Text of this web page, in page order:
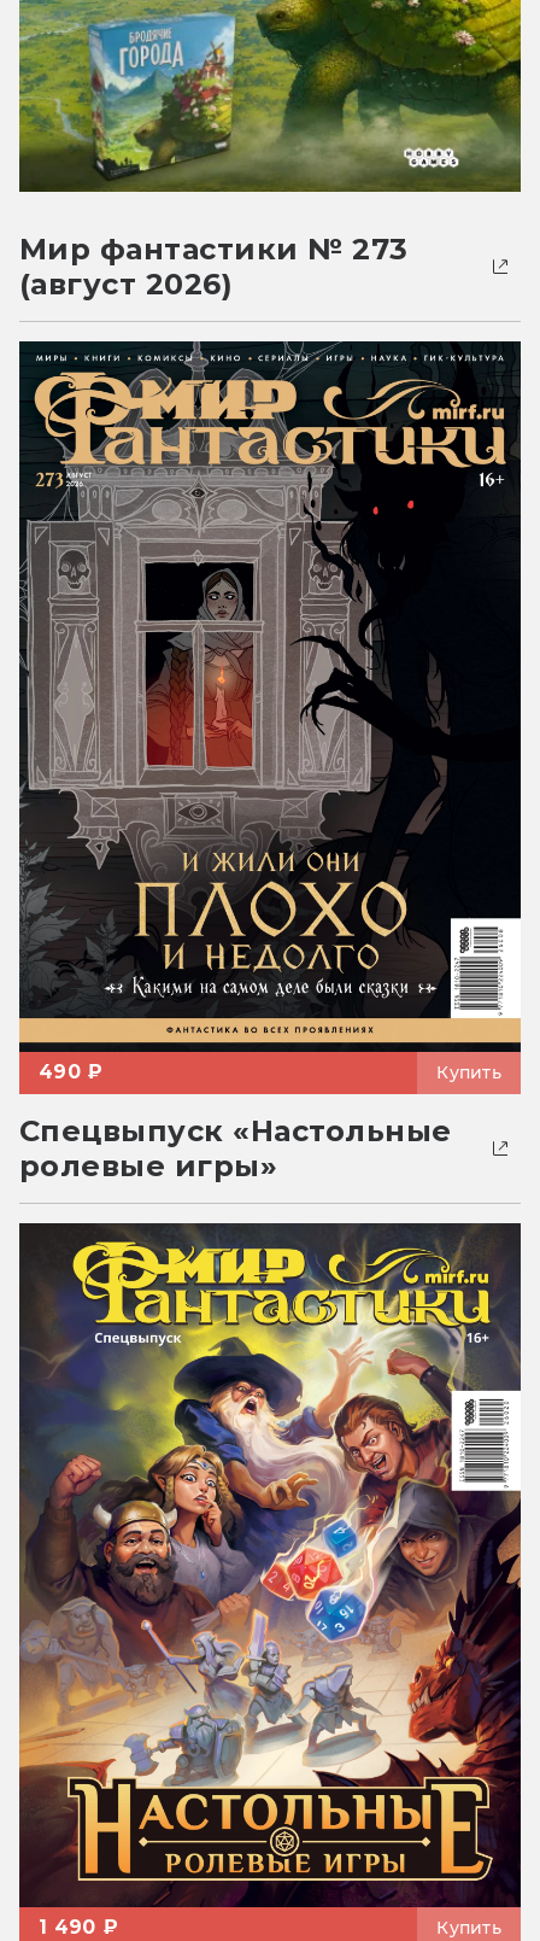
Мир фантастики № 273
(август 2026)
490 ₽ Купить
Спецвыпуск «Настольные
ролевые игры»
1 490 ₽ Купить